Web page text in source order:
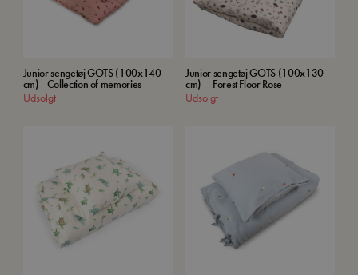
Junior sengetøj GOTS (100x140
cm) - Collection of memories
Udsolgt
Junior sengetøj GOTS (100x130
cm) – Forest Floor Rose
Udsolgt